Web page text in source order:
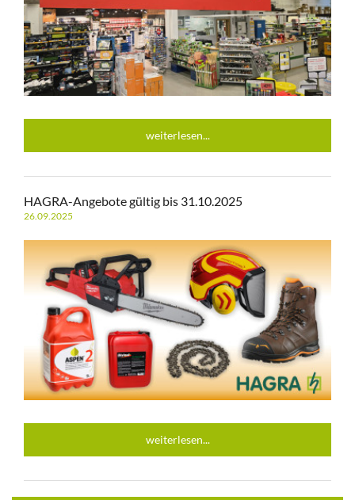
weiterlesen...
HAGRA-Angebote gültig bis 31.10.2025
26.09.2025
weiterlesen...